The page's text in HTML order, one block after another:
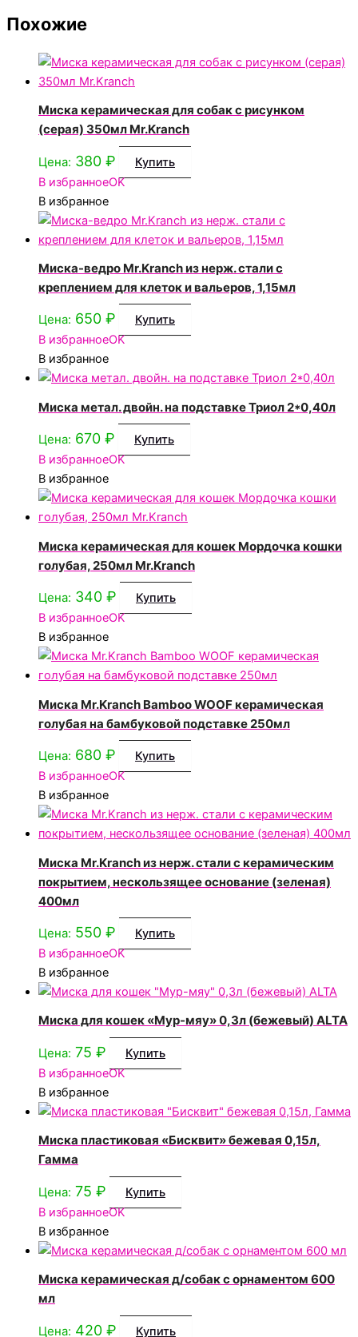
Похожие
Миска керамическая для собак с рисунком
(серая) 350мл Mr.Kranch
Цена: 380 ₽
Купить
В избранноеOK
В избранное
Миска-ведро Mr.Kranch из нерж. стали с
креплением для клеток и вальеров, 1,15мл
Цена: 650 ₽
Купить
В избранноеOK
В избранное
Миска метал. двойн. на подставке Триол 2*0,40л
Цена: 670 ₽
Купить
В избранноеOK
В избранное
Миска керамическая для кошек Мордочка кошки
голубая, 250мл Mr.Kranch
Цена: 340 ₽
Купить
В избранноеOK
В избранное
Миска Mr.Kranch Bamboo WOOF керамическая
голубая на бамбуковой подставке 250мл
Цена: 680 ₽
Купить
В избранноеOK
В избранное
Миска Mr.Kranch из нерж. стали с керамическим
покрытием, нескользящее основание (зеленая)
400мл
Цена: 550 ₽
Купить
В избранноеOK
В избранное
Миска для кошек «Мур-мяу» 0,3л (бежевый) ALTA
Цена: 75 ₽
Купить
В избранноеOK
В избранное
Миска пластиковая «Бисквит» бежевая 0,15л,
Гамма
Цена: 75 ₽
Купить
В избранноеOK
В избранное
Миска керамическая д/собак с орнаментом 600
мл
Цена: 420 ₽ Купить